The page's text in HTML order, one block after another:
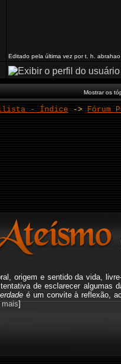
Editado pela última vez por t. h.
Mostrar os
- Índice -> Fórum
origem e sentido da vida,
de esclarecer algumas
é um convite à reflexão,
mais]